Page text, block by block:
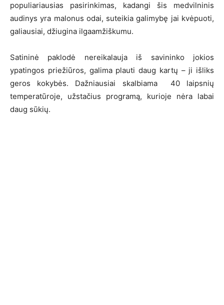
populiariausias pasirinkimas, kadangi šis medvilninis
audinys yra malonus odai, suteikia galimybę jai kvėpuoti,
galiausiai, džiugina ilgaamžiškumu.
Satininė paklodė nereikalauja iš savininko jokios
ypatingos priežiūros, galima plauti daug kartų – ji išliks
geros kokybės. Dažniausiai skalbiama 40 laipsnių
temperatūroje, užstačius programą, kurioje nėra labai
daug sūkių.